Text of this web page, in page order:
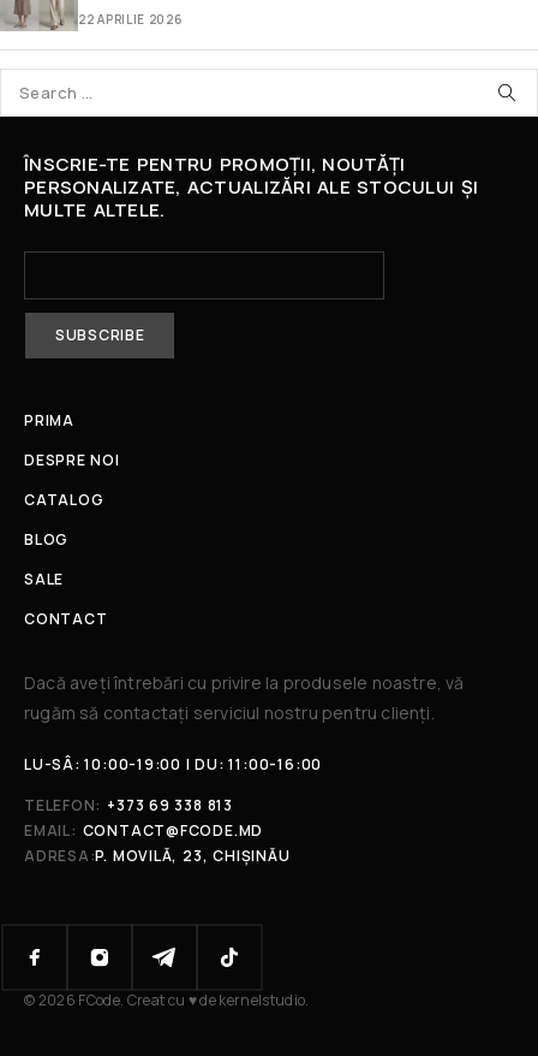
22 APRILIE 2026
ÎNSCRIE-TE PENTRU PROMOȚII, NOUTĂȚI
PERSONALIZATE, ACTUALIZĂRI ALE STOCULUI ȘI
MULTE ALTELE.
PRIMA
DESPRE NOI
CATALOG
BLOG
SALE
CONTACT
Dacă aveți întrebări cu privire la produsele noastre, vă
rugăm să contactați serviciul nostru pentru clienți.​
LU-SÂ: 10:00-19:00 | DU: 11:00-16:00
TELEFON: +373 69 338 813
EMAIL: CONTACT@FCODE.MD
ADRESA:P. MOVILĂ, 23, CHIȘINĂU
© 2026 FCode. Creat cu ♥ de kernelstudio.